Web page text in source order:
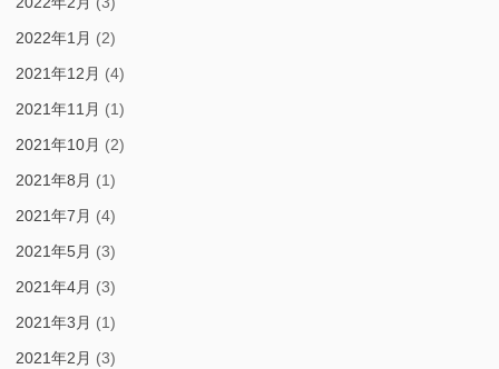
2022年1月 (2)
2021年12月 (4)
2021年11月 (1)
2021年10月 (2)
2021年8月 (1)
2021年7月 (4)
2021年5月 (3)
2021年4月 (3)
2021年3月 (1)
2021年2月 (3)